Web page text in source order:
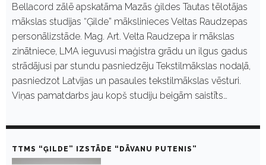
Bellacord zālē apskatāma Mazās ģildes Tautas tēlotājas
mākslas studijas “Ģilde” mākslinieces Veltas Raudzepas
personālizstāde. Mag. Art. Velta Raudzepa ir mākslas
zinātniece, LMA ieguvusi maģistra grādu un ilgus gadus
strādājusi par stundu pasniedzēju Tekstilmākslas nodaļā,
pasniedzot Latvijas un pasaules tekstilmākslas vēsturi.
Viņas pamatdarbs jau kopš studiju beigām saistīts…
TTMS “ĢILDE” IZSTĀDE “DĀVANU PUTENIS”